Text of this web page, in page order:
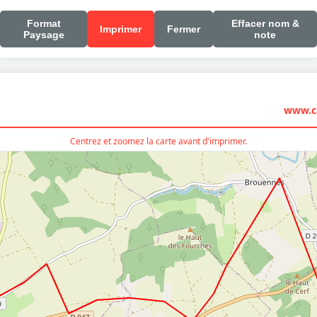
Format
Paysage
Imprimer Fermer
Effacer nom &
note
Centrez et zoomez la carte avant d'imprimer.